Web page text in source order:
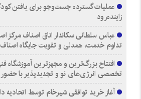
عملیات گسترده جست‌وجو برای یافتن
زاینده‌رود
عباس سلطانی سکاندار اتاق اصناف مرکز
تداوم خدمت، همدلی و تقویت جایگاه اصناف
افتتاح بزرگ‌ترین و مجهزترین آموزشگاه
تخصصی انرژی‌های نو و تجدیدپذیر با حضور
آغاز خرید توافقی شیرخام توسط اتحادیه